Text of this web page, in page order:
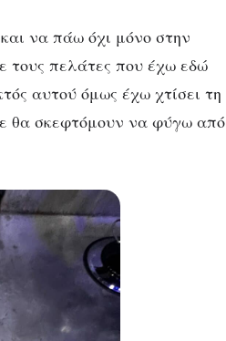
να πάω όχι μόνο στην
τους πελάτες που έχω εδώ
αυτού όμως έχω χτίσει τη
θα σκεφτόμουν να φύγω από